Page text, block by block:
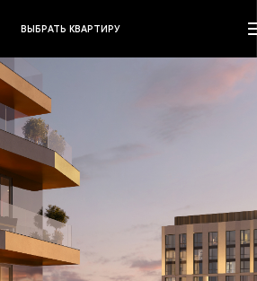
ВЫБРАТЬ КВАРТИРУ